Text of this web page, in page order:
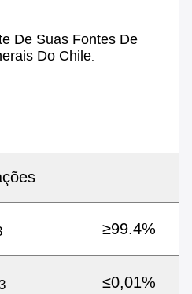
De Suas Fontes De
Do Chile.
≥99.4%
≤0,01%